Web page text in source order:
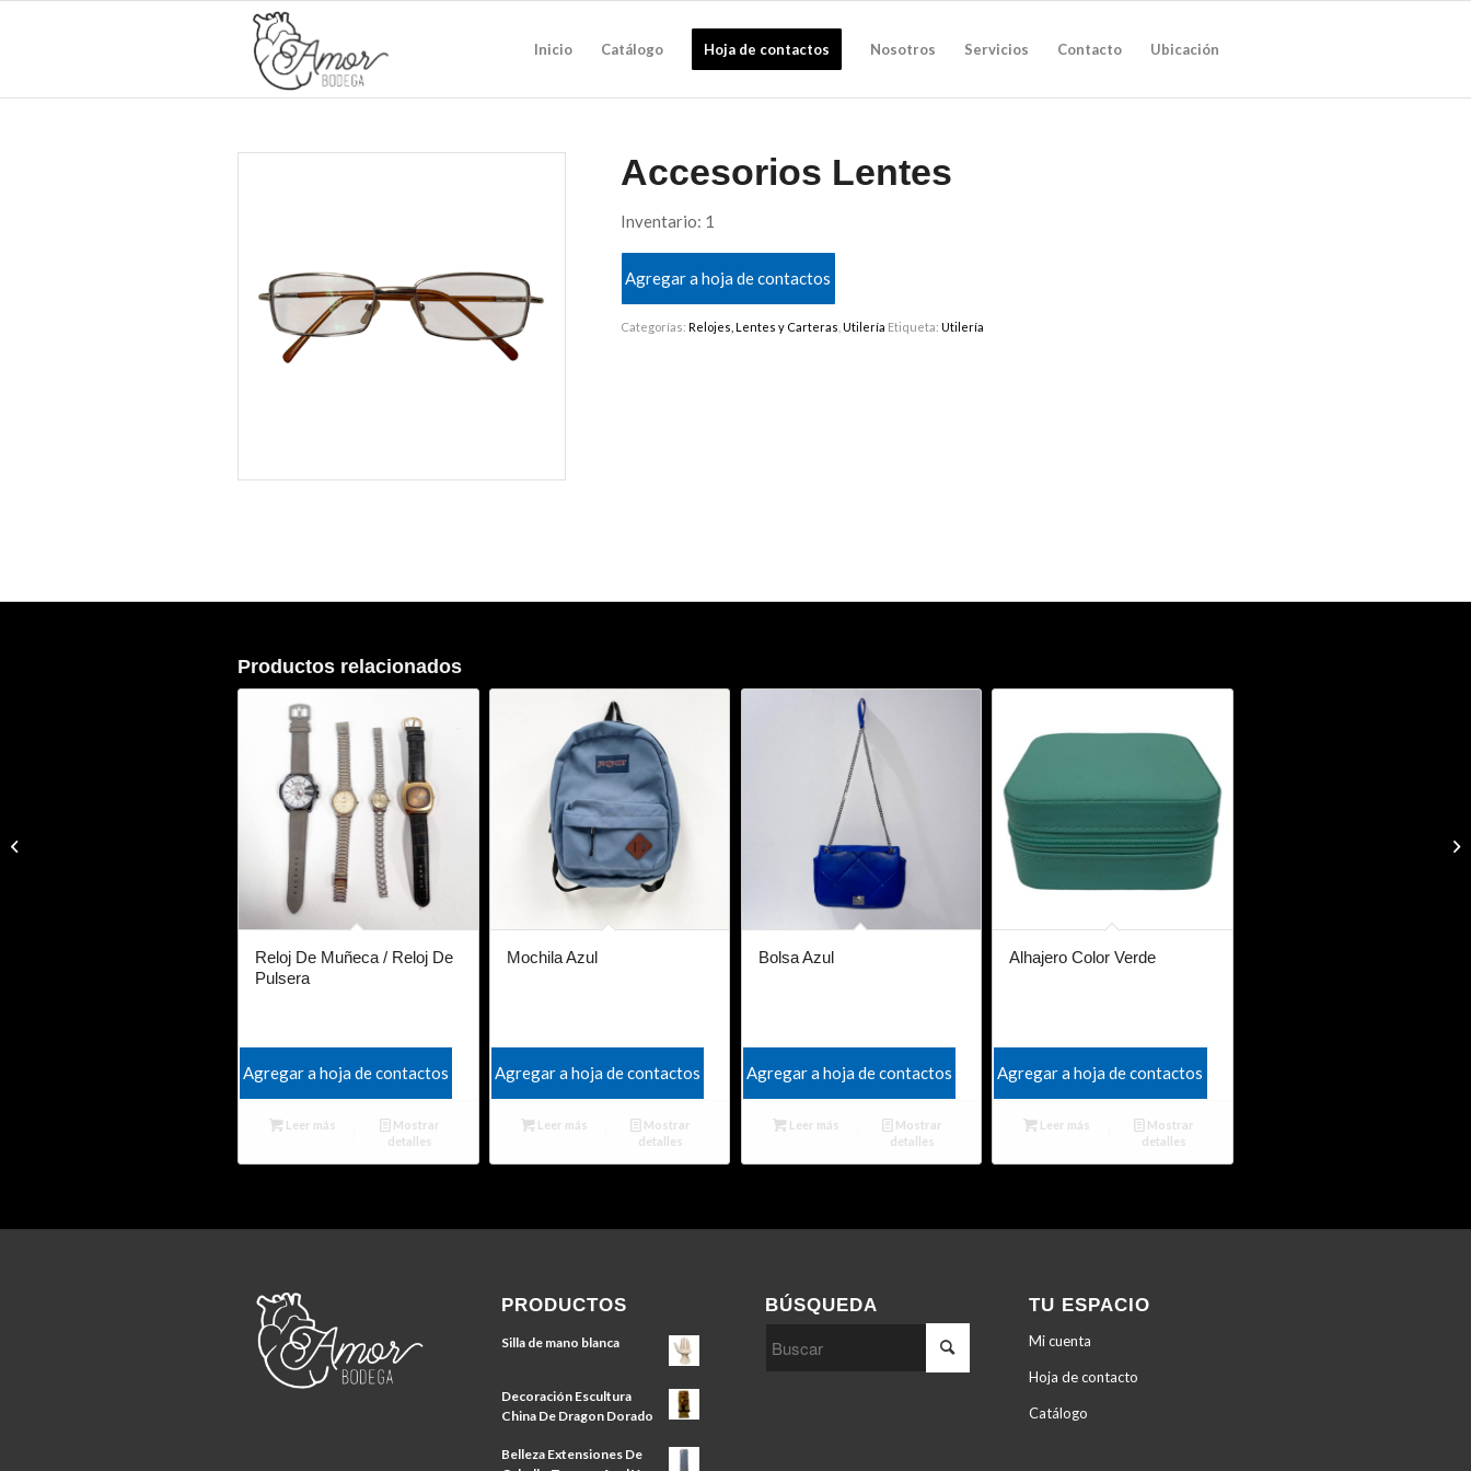
Inicio Catálogo Hoja de contactos Nosotros Servicios Contacto Ubicación
Accesorios Lentes
Inventario: 1
Agregar a hoja de contactos
Categorías:Relojes, Lentes y Carteras ,Utilería Etiqueta:Utilería
Productos relacionados
Reloj De Muñeca / Reloj De
Pulsera
Agregar a hoja de contactos
Leer más
Mostrar
detalles
Mochila Azul
Agregar a hoja de contactos
Leer más
Mostrar
detalles
Bolsa Azul
Agregar a hoja de contactos
Leer más
Mostrar
detalles
Alhajero Color Verde
Agregar a hoja de contactos
Leer más
Mostrar
detalles
PRODUCTOS
Silla de mano blanca
Decoración Escultura
China De Dragon Dorado
Belleza Extensiones De
BÚSQUEDA TU ESPACIO
Mi cuenta
Hoja de contacto
Catálogo